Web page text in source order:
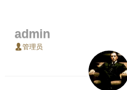
admin
管理员